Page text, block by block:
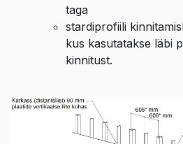
taga
stardiprofiili
kus kasutatakse läbi
kinnitust.